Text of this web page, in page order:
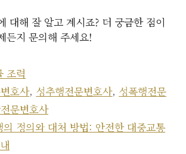
대해 잘 알고 계시죠? 더 궁금한 점이
든지 문의해 주세요!
조력
호사, 성추행전문변호사, 성폭행전문
문변호사
의 정의와 대처 방법: 안전한 대중교통